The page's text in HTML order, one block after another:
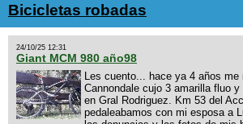
Bicicletas robadas
24/10/25 12:31
Giant MCM 980 año98
Les cuento... hace ya 4 años me
Cannondale cujo 3 amarilla fluo
en Gral Rodriguez. Km 53 del
pedaleabamos con mi esposa a